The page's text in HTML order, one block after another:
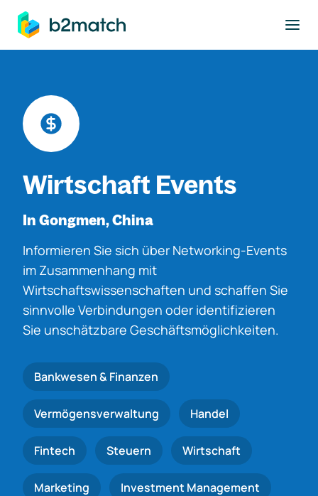
springen
Wirtschaft Events
In Gongmen, China
Informieren Sie sich über Networking-Events
im Zusammenhang mit
Wirtschaftswissenschaften und schaffen Sie
sinnvolle Verbindungen oder identifizieren
Sie unschätzbare Geschäftsmöglichkeiten.
Bankwesen & Finanzen
Vermögensverwaltung Handel
Fintech Steuern Wirtschaft
Marketing Investment Management